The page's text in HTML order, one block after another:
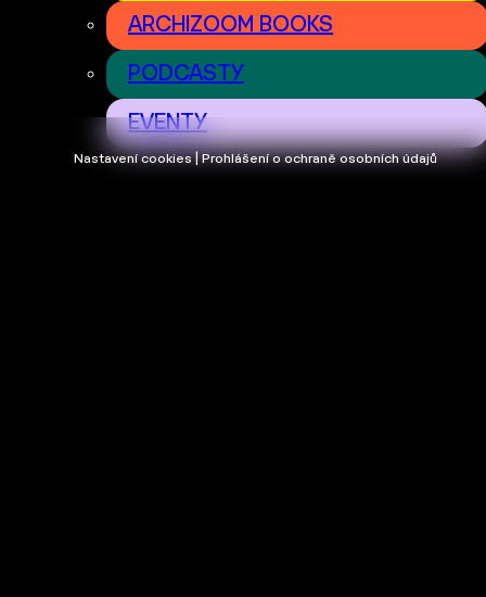
Nastavení cookies | Prohlášení o ochraně osobních údajů
ARCHIZOOM BOOKS
PODCASTY
EVENTY